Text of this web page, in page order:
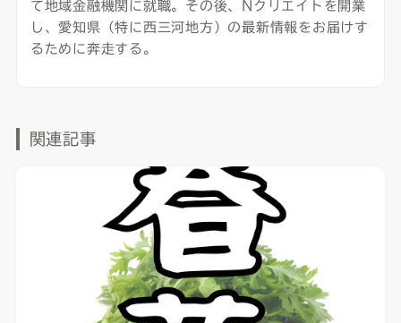
て地域金融機関に就職。その後、Nクリエイトを開業
し、愛知県（特に西三河地方）の最新情報をお届けす
るために奔走する。
関連記事